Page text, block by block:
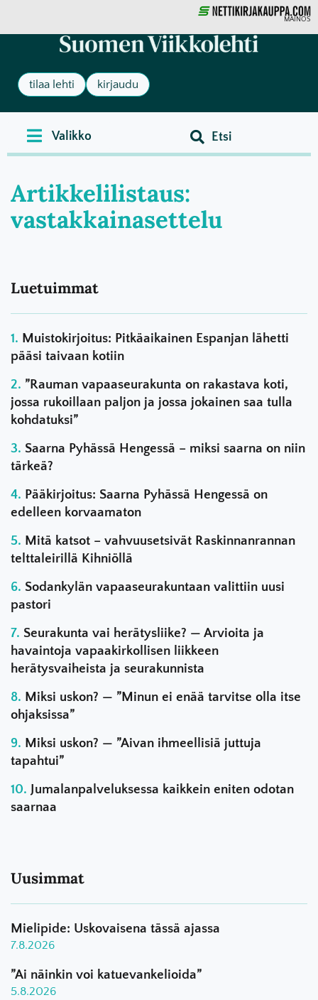
MAINOS
tilaa lehti kirjaudu
Artikkelilistaus:
vastakkainasettelu
Luetuimmat
Muistokirjoitus: Pitkäaikainen Espanjan lähetti
pääsi taivaan kotiin
”Rauman vapaaseurakunta on rakastava koti,
jossa rukoillaan paljon ja jossa jokainen saa tulla
kohdatuksi”
Saarna Pyhässä Hengessä – miksi saarna on niin
tärkeä?
Pääkirjoitus: Saarna Pyhässä Hengessä on
edelleen korvaamaton
Mitä katsot – vahvuusetsivät Raskinnanrannan
telttaleirillä Kihniöllä
Sodankylän vapaaseurakuntaan valittiin uusi
pastori
Seurakunta vai herätysliike? — Arvioita ja
havaintoja vapaakirkollisen liikkeen
herätysvaiheista ja seurakunnista
Miksi uskon? — ”Minun ei enää tarvitse olla itse
ohjaksissa”
Miksi uskon? — ”Aivan ihmeellisiä juttuja
tapahtui”
Jumalanpalveluksessa kaikkein eniten odotan
saarnaa
Uusimmat
Mielipide: Uskovaisena tässä ajassa
7.8.2026
”Ai näinkin voi katuevankelioida”
5.8.2026